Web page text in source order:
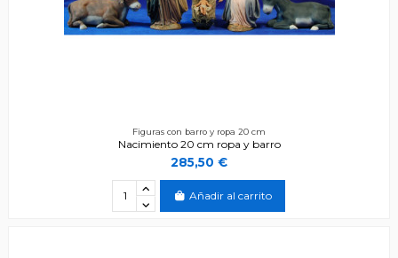
Figuras con barro y ropa 20 cm
Nacimiento 20 cm ropa y barro
285,50 €
Añadir al carrito